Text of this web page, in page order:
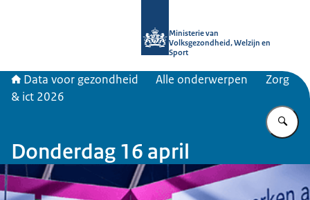
Ministerie van
Volksgezondheid, Welzijn en
Sport
Data voor gezondheid Alle onderwerpen
Zorg
& ict 2026
Donderdag 16 april